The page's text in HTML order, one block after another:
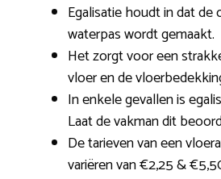
Egalisatie houdt in dat de
waterpas wordt gemaakt.
Het zorgt voor een
vloer en de
In enkele gevallen is
Laat de vakman dit
De tarieven van een
variëren van €2,25 &